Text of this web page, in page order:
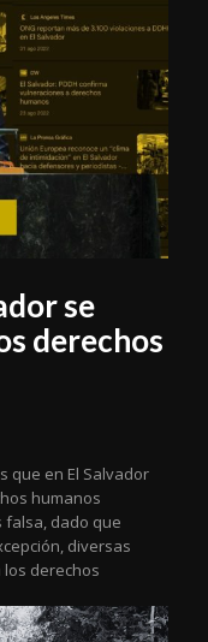
se
derechos
que en El Salvador
humanos
falsa, dado que
diversas
derechos